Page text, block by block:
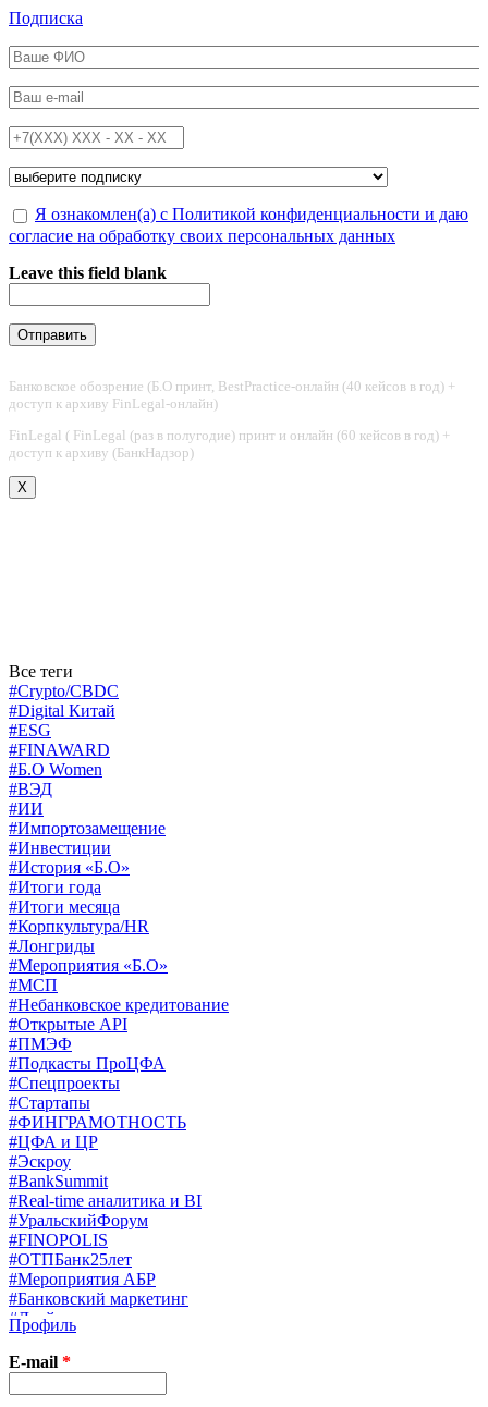
Перейти к основному содержанию
Подписка
ФИО*
Email*
Телефон*
Подписка на*
Обработка персональных данных*
Я ознакомлен(а) с Политикой конфиденциальности и даю
согласие на обработку своих персональных данных
Leave this field blank
Банковское обозрение (Б.О принт, BestPractice-онлайн (40 кейсов в год) +
доступ к архиву FinLegal-онлайн)
FinLegal ( FinLegal (раз в полугодие) принт и онлайн (60 кейсов в год) +
доступ к архиву (БанкНадзор)
X
Все теги
#Crypto/CBDC
#Digital Китай
#ESG
#FINAWARD
#Б.О Women
#ВЭД
#ИИ
#Импортозамещение
#Инвестиции
#История «Б.О»
#Итоги года
#Итоги месяца
#Корпкультура/HR
#Лонгриды
#Мероприятия «Б.О»
#МСП
#Небанковское кредитование
#Открытые API
#ПМЭФ
#Подкасты ПроЦФА
#Спецпроекты
#Стартапы
#ФИНГРАМОТНОСТЬ
#ЦФА и ЦР
#Эскроу
#BankSummit
#Real-time аналитика и BI
#УральскийФорум
#FINOPOLIS
#ОТПБанк25лет
#Мероприятия АБР
#Банковский маркетинг
#Драйверы страхования
#Финконгресс ЦБ
#PB&WM
#UX/CX
#Экосистемы
Профиль
E-mail *